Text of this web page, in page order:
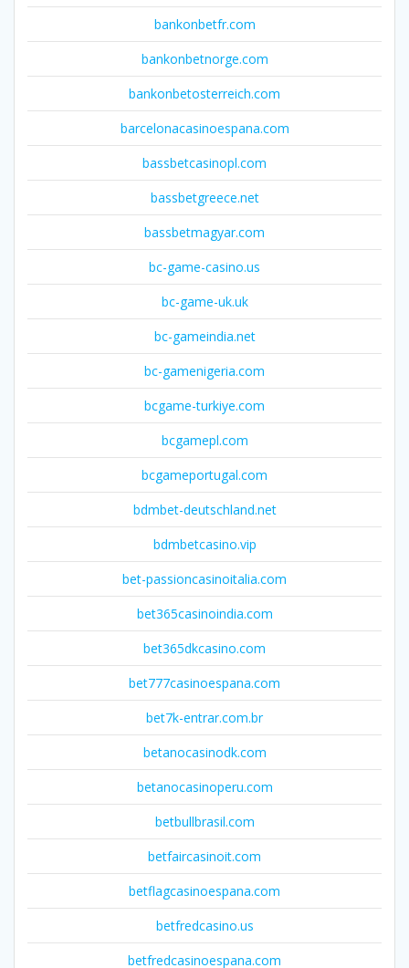
bankonbetfr.com
bankonbetnorge.com
bankonbetosterreich.com
barcelonacasinoespana.com
bassbetcasinopl.com
bassbetgreece.net
bassbetmagyar.com
bc-game-casino.us
bc-game-uk.uk
bc-gameindia.net
bc-gamenigeria.com
bcgame-turkiye.com
bcgamepl.com
bcgameportugal.com
bdmbet-deutschland.net
bdmbetcasino.vip
bet-passioncasinoitalia.com
bet365casinoindia.com
bet365dkcasino.com
bet777casinoespana.com
bet7k-entrar.com.br
betanocasinodk.com
betanocasinoperu.com
betbullbrasil.com
betfaircasinoit.com
betflagcasinoespana.com
betfredcasino.us
betfredcasinoespana.com